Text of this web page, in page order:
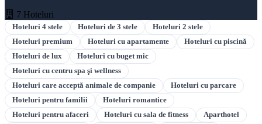
7 Hoteluri
Hoteluri 4 stele Hoteluri de 3 stele
Hoteluri 2 stele
Hoteluri premium
Hoteluri cu apartamente
Hoteluri cu piscină
Hoteluri de lux
Hoteluri cu buget mic
Hoteluri cu centru spa şi wellness
Hoteluri care acceptă animale de companie
Hoteluri cu parcare
Hoteluri pentru familii
Hoteluri romantice
Hoteluri pentru afaceri
Hoteluri cu sala de fitness
Aparthotel